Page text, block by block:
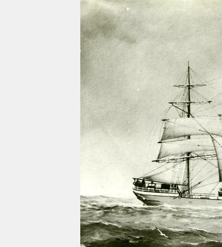
berlin
nord
wahrheit
verlag
verlag
veranstaltungen
shop
unterstützen
abo
genossenschaft
epaper login